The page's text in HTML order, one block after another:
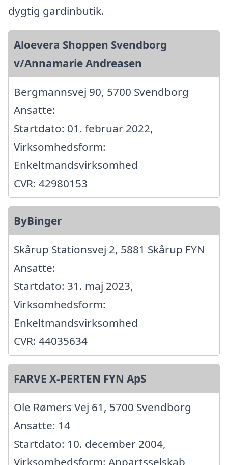
dygtig gardinbutik.
Aloevera Shoppen Svendborg
v/Annamarie Andreasen
Bergmannsvej 90, 5700 Svendborg
Ansatte:
Startdato: 01. februar 2022,
Virksomhedsform:
Enkeltmandsvirksomhed
CVR: 42980153
ByBinger
Skårup Stationsvej 2, 5881 Skårup FYN
Ansatte:
Startdato: 31. maj 2023,
Virksomhedsform:
Enkeltmandsvirksomhed
CVR: 44035634
FARVE X-PERTEN FYN ApS
Ole Rømers Vej 61, 5700 Svendborg
Ansatte: 14
Startdato: 10. december 2004,
Virksomhedsform: Anpartsselskab